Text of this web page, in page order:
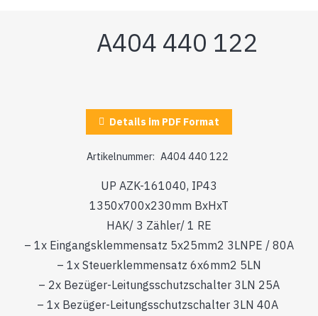
A404 440 122
Details im PDF Format
Artikelnummer: A404 440 122
UP AZK-161040, IP43
1350x700x230mm BxHxT
HAK/ 3 Zähler/ 1 RE
– 1x Eingangsklemmensatz 5x25mm2 3LNPE / 80A
– 1x Steuerklemmensatz 6x6mm2 5LN
– 2x Bezüger-Leitungsschutzschalter 3LN 25A
– 1x Bezüger-Leitungsschutzschalter 3LN 40A